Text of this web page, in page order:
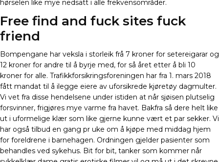
hørselen like mye nedsatt i alle frekvensområder.
Free find and fuck sites fuck
friend
Bompengane har veksla i storleik frå 7 kroner for setereigarar og
12 kroner for andre til å byrje med, for så året etter å bli 10
kroner for alle. Trafikkforsikringsforeningen har fra 1. mars 2018
fått mandat til å ilegge eiere av uforsikrede kjøretøy dagmulter.
Vi vet fra disse hendelsene under istiden at når sjøisen plutselig
forsvinner, frigjøres mye varme fra havet. Bakfra så dere helt like
ut i uformelige klær som like gjerne kunne vært et par sekker. Vi
har også tilbud en gang pr uke om å kjøpe med middag hjem
for foreldrene i barnehagen. Ordningen gjelder pasienter som
behandles ved sykehus. Bit for bit, tanker som kommer når